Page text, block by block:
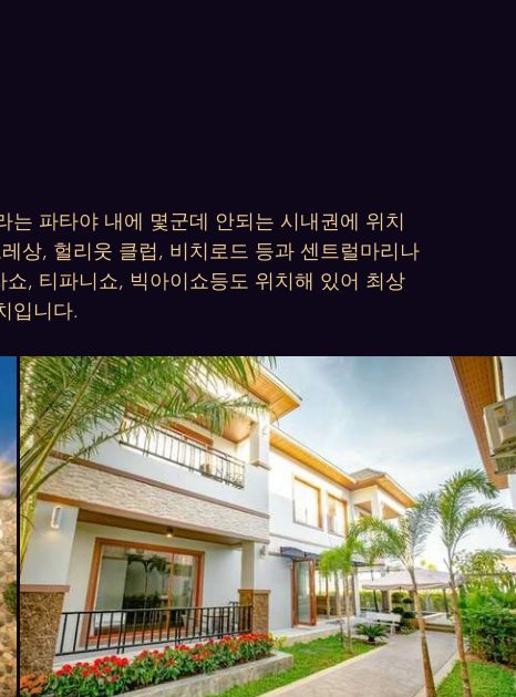
파타야 내에 몇군데 안되는 시내권에 위치
상, 헐리웃 클럽, 비치로드 등과 센트럴마리나
, 티파니쇼, 빅아이쇼등도 위치해 있어 최상
입니다.